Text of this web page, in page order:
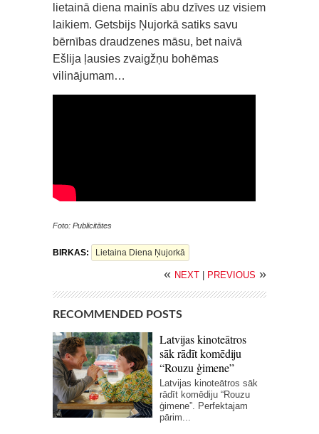
lietainā diena mainīs abu dzīves uz visiem
laikiem. Getsbijs Ņujorkā satiks savu
bērnības draudzenes māsu, bet naivā
Ešlija ļausies zvaigžņu bohēmas
vilinājumam…
Foto: Publicitātes
BIRKAS: Lietaina Diena Ņujorkā
« NEXT PREVIOUS »
RECOMMENDED POSTS
Latvijas kinoteātros
sāk rādīt komēdiju
“Rouzu ģimene”
Latvijas kinoteātros sāk
rādīt komēdiju “Rouzu
ģimene”. Perfektajam
pārim...